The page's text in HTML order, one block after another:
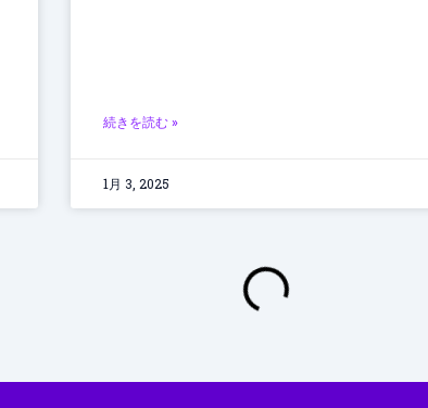
続きを読む »
1月 3, 2025